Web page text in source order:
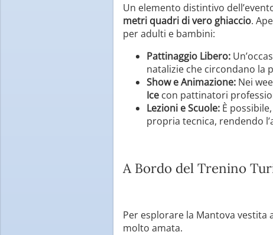
Un elemento distintivo
metri quadri di vero ghiaccio.
per adulti e bambini:
Pattinaggio Libero:
natalizie che circondano la
Show e Animazione: Nei
Ice con pattinatori
Lezioni e Scuole: È
propria tecnica, rendendo
A Bordo del Trenino
Per esplorare la Mantova vestita
molto amata.